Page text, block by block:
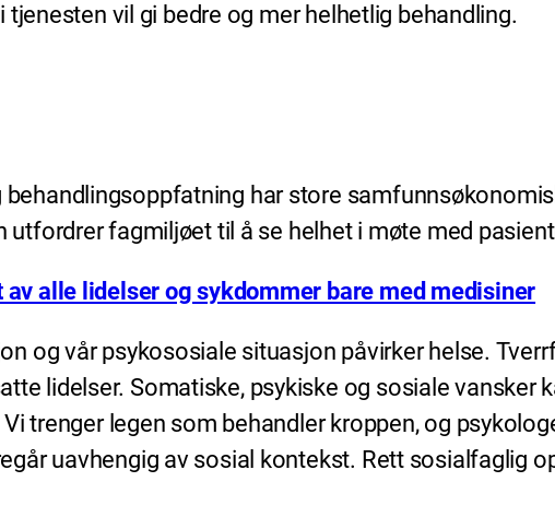
vil gi bedre og mer helhetlig behandling.
har store
utfordrer fagmiljøet til å se helhet i møte med
av alle lidelser og sykdommer bare med medisiner
og vår psykososiale situasjon påvirker helse.
lidelser. Somatiske, psykiske og sosiale vansker
trenger legen som behandler kroppen, og
uavhengig av sosial kontekst. Rett sosialfaglig